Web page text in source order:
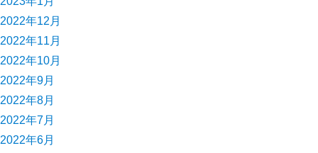
2022年12月
2022年11月
2022年10月
2022年9月
2022年8月
2022年7月
2022年6月